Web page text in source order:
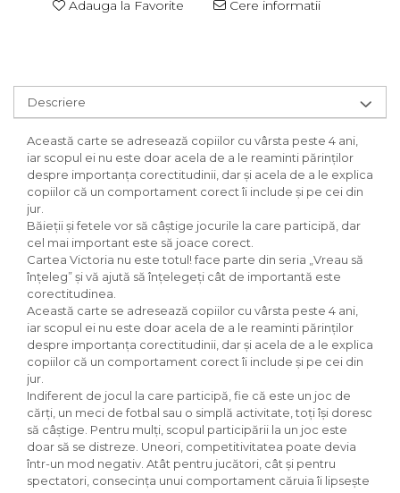
Adauga la Favorite Cere informatii
Descriere
Această carte se adresează copiilor cu vârsta peste 4 ani,
iar scopul ei nu este doar acela de a le reaminti părinţilor
despre importanţa corectitudinii, dar şi acela de a le explica
copiilor că un comportament corect îi include și pe cei din
jur.
Băieții și fetele vor să câștige jocurile la care participă, dar
cel mai important este să joace corect.
Cartea Victoria nu este totul! face parte din seria „Vreau să
înțeleg” și vă ajută să înțelegeți cât de importantă este
corectitudinea.
Această carte se adresează copiilor cu vârsta peste 4 ani,
iar scopul ei nu este doar acela de a le reaminti părinţilor
despre importanţa corectitudinii, dar şi acela de a le explica
copiilor că un comportament corect îi include și pe cei din
jur.
Indiferent de jocul la care participă, fie că este un joc de
cărţi, un meci de fotbal sau o simplă activitate, toţi își doresc
să câştige. Pentru mulţi, scopul participării la un joc este
doar să se distreze. Uneori, competitivitatea poate devia
într-un mod negativ. Atât pentru jucători, cât şi pentru
spectatori, consecinţa unui comportament căruia îi lipseşte